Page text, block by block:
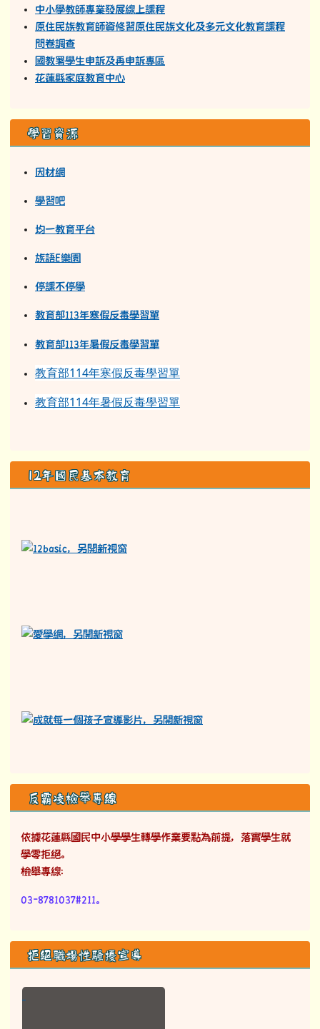
中小學教師專業發展線上課程
原住民族教育師資修習原住民族文化及多元文化教育課程
問卷調查
國教署學生申訴及再申訴專區
花蓮縣家庭教育中心
學習資源
因材網
學習吧
均一教育平台
族語E樂園
停課不停學
教育部113年寒假反毒學習單
教育部113年暑假反毒學習單
教育部114年寒假反毒學習單
教育部114年暑假反毒學習單
12年國民基本教育
反霸凌檢舉專線
依據花蓮縣國民中小學學生轉學作業要點為前提，落實學生就
學零拒絕。
檢舉專線：
03-8781037#211。
拒絕職場性騷擾宣導